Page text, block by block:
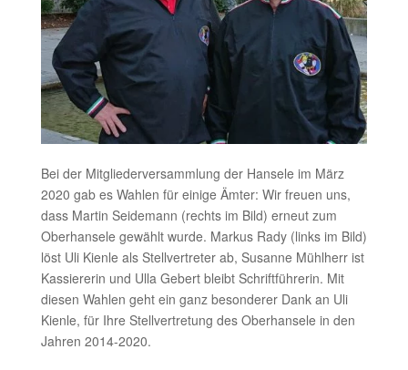
Bei der Mitgliederversammlung der Hansele im März
2020 gab es Wahlen für einige Ämter: Wir freuen uns,
dass Martin Seidemann (rechts im Bild) erneut zum
Oberhansele gewählt wurde. Markus Rady (links im Bild)
löst Uli Kienle als Stellvertreter ab, Susanne Mühlherr ist
Kassiererin und Ulla Gebert bleibt Schriftführerin. Mit
diesen Wahlen geht ein ganz besonderer Dank an Uli
Kienle, für Ihre Stellvertretung des Oberhansele in den
Jahren 2014-2020.